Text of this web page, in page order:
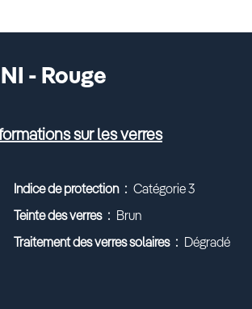
- Rouge
sur les verres
Indice de protection Catégorie 3
Teinte des verres Brun
Traitement des verres solaires Dégradé